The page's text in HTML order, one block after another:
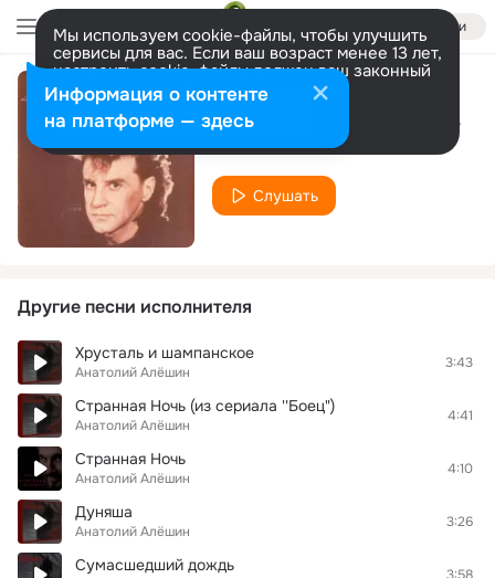
Войти
Мы используем cookie-файлы, чтобы улучшить
сервисы для вас. Если ваш возраст менее 13 лет,
настроить cookie-файлы должен ваш законный
представитель. Больше информации
Разрешить все Настроить Я в тебя давно влюблён
Анатолий Алёшин
Слушать
Другие песни исполнителя
Хрусталь и шампанское
Анатолий Алёшин
3:43
Странная Ночь (из сериала ''Боец")
Анатолий Алёшин
4:41
Странная Ночь
Анатолий Алёшин
4:10
Дуняша
Анатолий Алёшин
3:26
Сумасшедший дождь
Информация о контенте
на платформе — здесь